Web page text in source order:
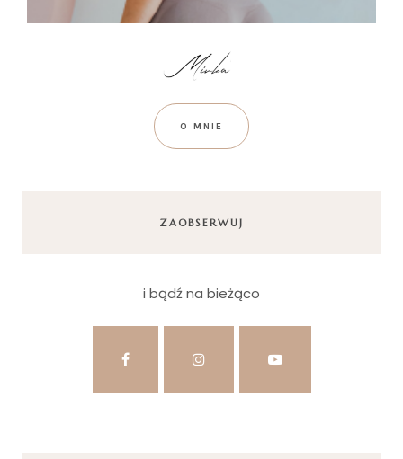
O MNIE
ZAOBSERWUJ
i bądź na bieżąco